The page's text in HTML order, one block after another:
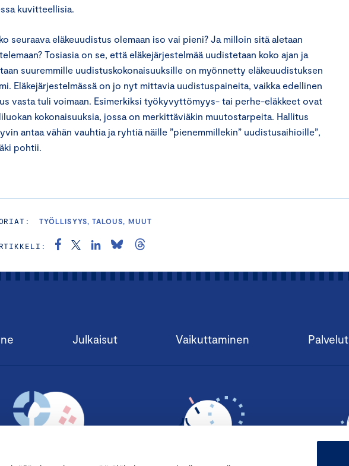
kuvitteellisia.
seuraava eläkeuudistus olemaan iso vai pieni? Ja milloin sitä aletaan
Tosiasia on se, että eläkejärjestelmää uudistetaan koko ajan ja
suuremmille uudistuskokonaisuuksille on myönnetty eläkeuudistuksen
Eläkejärjestelmässä on jo nyt mittavia uudistuspaineita, vaikka edellinen
vasta tuli voimaan. Esimerkiksi työkyvyttömyys- tai perhe-eläkkeet ovat
kokonaisuuksia, jossa on merkittäviäkin muutostarpeita. Hallitus
antaa vähän vauhtia ja ryhtiä näille ”pienemmillekin” uudistusaihioille”,
pohtii.
TYÖLLISYYS, TALOUS, MUUT
Julkaisut Vaikuttaminen Palvelut